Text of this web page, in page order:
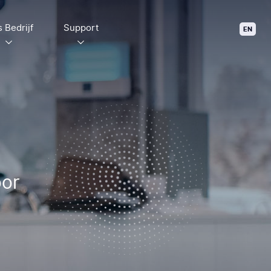
Bedrijf Support EN